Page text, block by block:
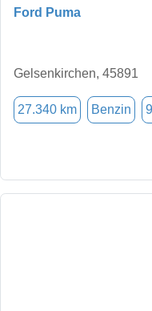
Ford Puma
Gelsenkirchen, 45891
27.340 km Benzin